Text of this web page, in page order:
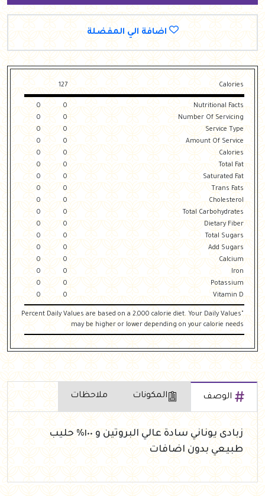
اضافة الي المفضلة
Calories
127
Nutritional Facts
0
0
Number Of Servicing
0
0
Service Type
0
0
Amount Of Service
0
0
Calories
0
0
Total Fat
0
0
Saturated Fat
0
0
Trans Fats
0
0
Cholesterol
0
0
Total Carbohydrates
0
0
Dietary Fiber
0
0
Total Sugars
0
0
Add Sugars
0
0
Calcium
0
0
Iron
0
0
Potassium
0
0
Vitamin D
0
0
"Percent Daily Values are based on a 2,000 calorie diet. Your Daily Values
may be higher or lower depending on your calorie needs
الوصف المكونات ملاحظات
زبادى يوناني سادة عالي البروتين و ١٠٠% حليب
طبيعي بدون اضافات